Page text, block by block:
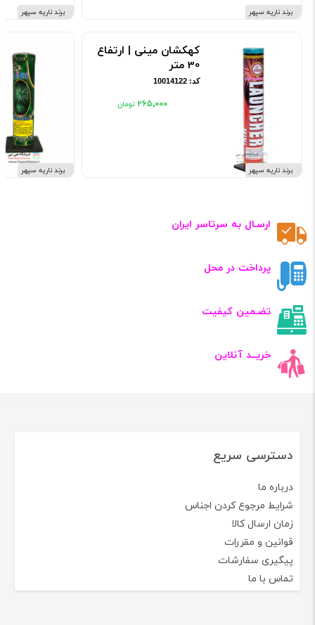
برند ناریه سپهر
برند ناریه سپهر
کهکشان مینی | ارتفاع
30 متر
کد: 10014122
۲۶۵٬۰۰۰
برند ناریه سپهر
برند ناریه سپهر
ارسـال به سرتاسر ایران
پرداخت در محل
تضـمین کیفیت
خریــد آنلاین
دسترسی سریع
درباره ما
شرایط مرجوع کردن اجناس
زمان ارسال کالا
قوانین و مقررات
پیگیری سفارشات
تماس با ما